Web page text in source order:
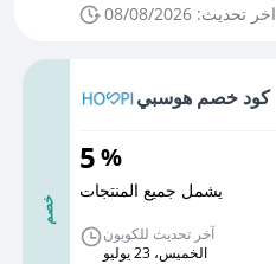
اخر تحديث: 08/08/2026
خصم
كود خصم هوسبي
5%
يشمل جميع المنتجات
آخر تحديث للكوبون
الخميس، 23 يوليو